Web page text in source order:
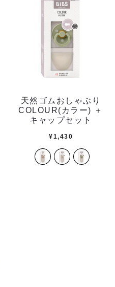
天然ゴムおしゃぶり
COLOUR(カラー) ＋
キャップセット
¥1,430